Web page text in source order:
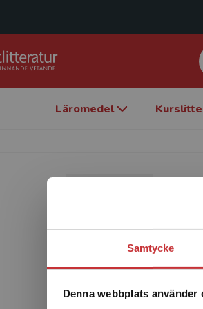
Samtycke
Denna webbplats använder
Läromedel